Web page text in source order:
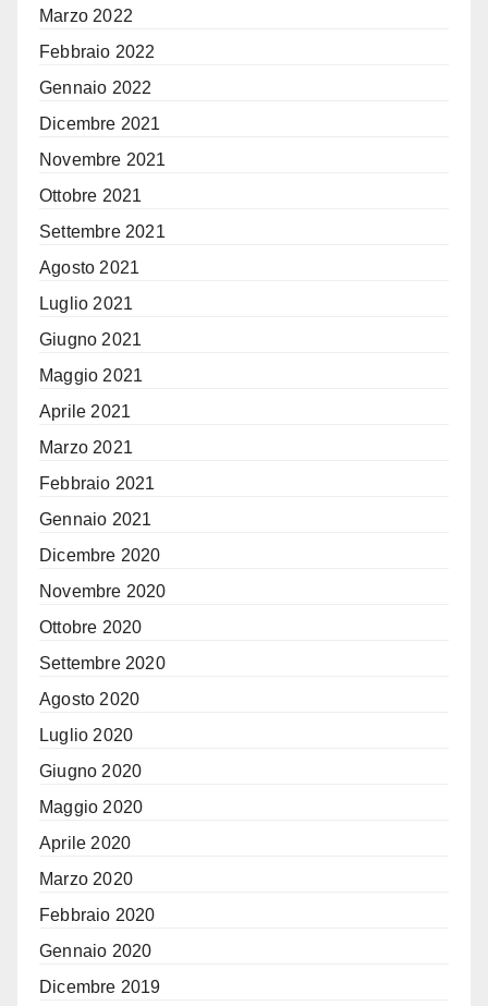
Marzo 2022
Febbraio 2022
Gennaio 2022
Dicembre 2021
Novembre 2021
Ottobre 2021
Settembre 2021
Agosto 2021
Luglio 2021
Giugno 2021
Maggio 2021
Aprile 2021
Marzo 2021
Febbraio 2021
Gennaio 2021
Dicembre 2020
Novembre 2020
Ottobre 2020
Settembre 2020
Agosto 2020
Luglio 2020
Giugno 2020
Maggio 2020
Aprile 2020
Marzo 2020
Febbraio 2020
Gennaio 2020
Dicembre 2019